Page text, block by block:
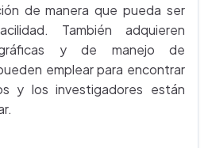
de manera que pueda ser
También adquieren
y de manejo de
emplear para encontrar
y los investigadores están